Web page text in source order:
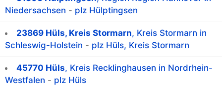
Niedersachsen - plz Hülptingsen
23869 Hüls, Kreis Stormarn, Kreis Stormarn in
Schleswig-Holstein - plz Hüls, Kreis Stormarn
45770 Hüls, Kreis Recklinghausen in Nordrhein-
Westfalen - plz Hüls